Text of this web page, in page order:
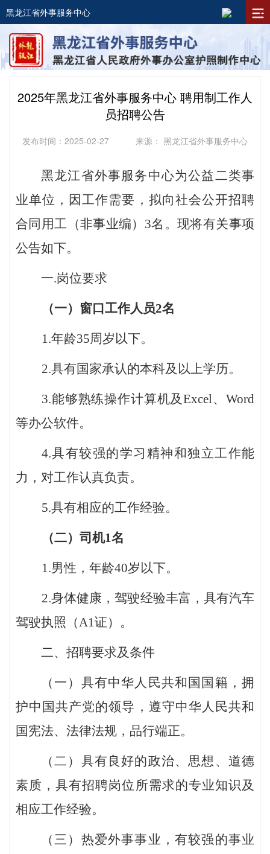
黑龙江省外事服务中心
2025年黑龙江省外事服务中心 聘用制工作人
员招聘公告
发布时间：2025-02-27 来源： 黑龙江省外事服务中心
黑龙江省外事服务中心为公益二类事
业单位，因工作需要，拟向社会公开招聘
合同用工（非事业编） 3名。现将有关事项
公告如下。
一.岗位要求
（一） 窗口工作人员2名
1.年龄35周岁以下。
2.具有国家承认的本科及以上学历。
3.能够熟练操作计算机及Excel、Word
等办公软件。
4.具有较强的学习精神和独立工作能
力，对工作认真负责。
5.具有相应的工作经验。
（二） 司机1名
1.男性，年龄40岁以下。
2.身体健康，驾驶经验丰富，具有汽车
驾驶执照（A1证） 。
二、招聘要求及条件
（一）具有中华人民共和国国籍，拥
护中国共产党的领导，遵守中华人民共和
国宪法、法律法规，品行端正。
（二）具有良好的政治、思想、道德
素质，具有招聘岗位所需求的专业知识及
相应工作经验。
（三）热爱外事事业，有较强的事业